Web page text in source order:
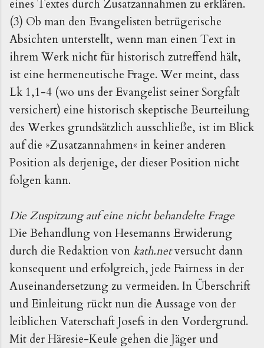
eines Textes durch Zusatzannahmen zu erklären.
(3) Ob man den Evangelisten betrügerische
Absichten unterstellt, wenn man einen Text in
ihrem Werk nicht für historisch zutreffend hält,
ist eine hermeneutische Frage. Wer meint, dass
Lk 1,1-4 (wo uns der Evangelist seiner Sorgfalt
versichert) eine historisch skeptische Beurteilung
des Werkes grundsätzlich ausschließe, ist im Blick
auf die »Zusatzannahmen« in keiner anderen
Position als derjenige, der dieser Position nicht
folgen kann.
Die Zuspitzung auf eine nicht behandelte Frage
Die Behandlung von Hesemanns Erwiderung
durch die Redaktion vonkath.netversucht dann
konsequent und erfolgreich, jede Fairness in der
Auseinandersetzung zu vermeiden. In Überschrift
und Einleitung rückt nun die Aussage von der
leiblichen Vaterschaft Josefs in den Vordergrund.
Mit der Häresie-Keule gehen die Jäger und